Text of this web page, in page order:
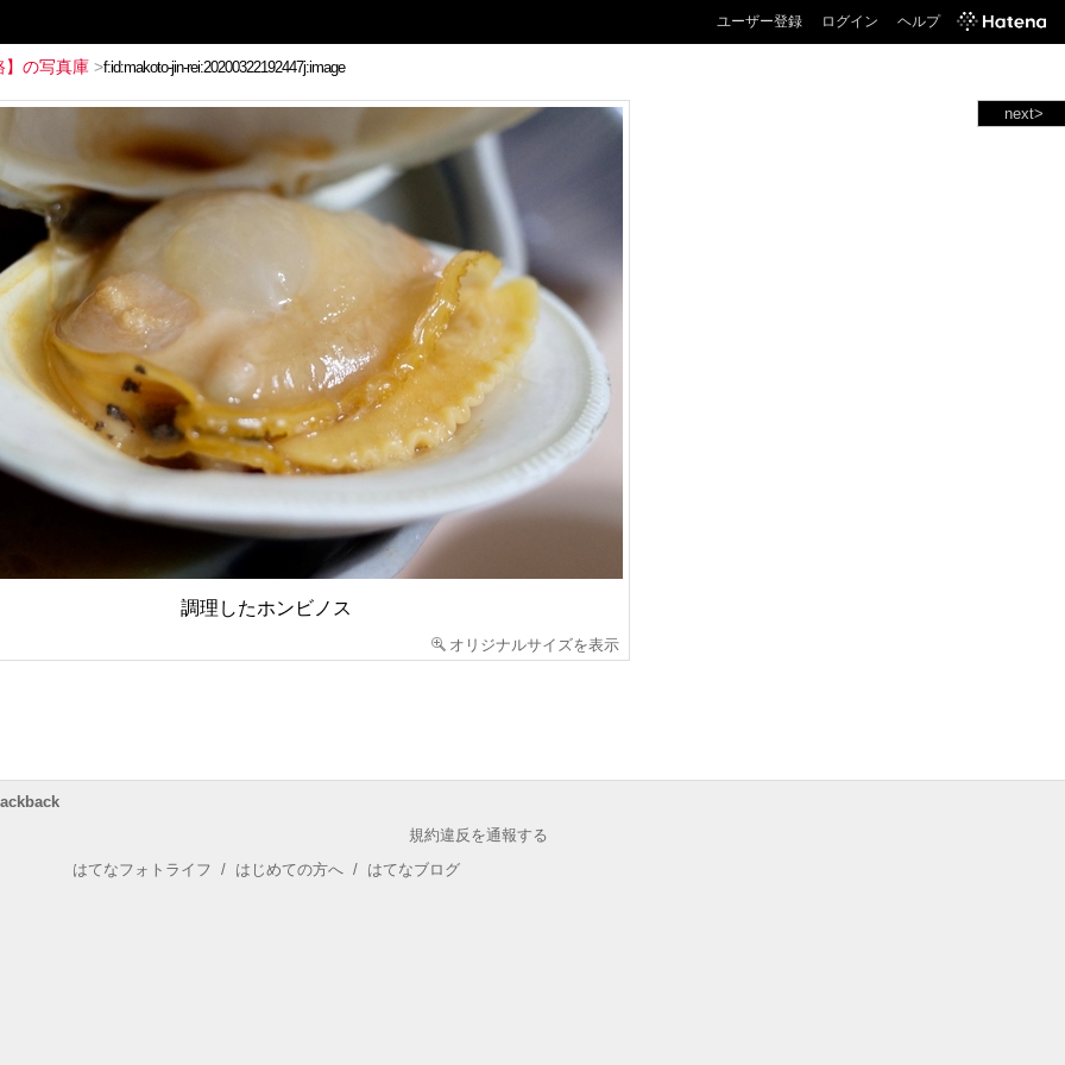
ユーザー登録 ログイン ヘルプ
】の写真庫 >
next>
調理したホンビノス
オリジナルサイズを表示
規約違反を通報する
はてなフォトライフ / はじめての方へ / はてなブログ